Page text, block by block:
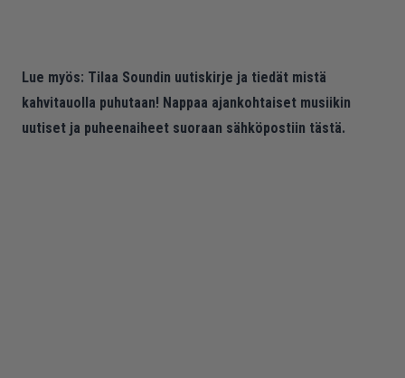
Lue myös: Tilaa Soundin uutiskirje ja tiedät mistä
kahvitauolla puhutaan! Nappaa ajankohtaiset musiikin
uutiset ja puheenaiheet suoraan sähköpostiin tästä.